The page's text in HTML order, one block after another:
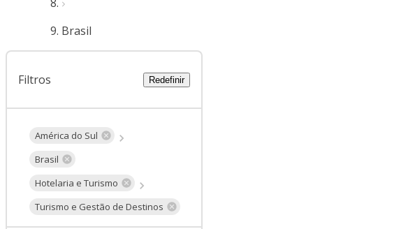
Brasil
Filtros Redefinir
América do Sul
Brasil
Hotelaria e Turismo
Turismo e Gestão de Destinos